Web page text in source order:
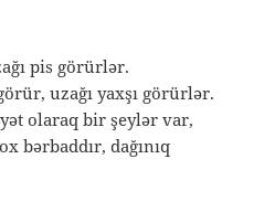
pis görürlər.
uzağı yaxşı görürlər.
olaraq bir şeylər var,
bərbaddır, dağınıq